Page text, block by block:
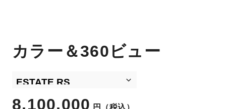
カラー＆360ビュー
8,100,000 円 （税込）